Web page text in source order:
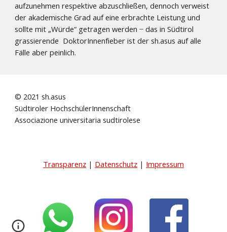
aufzunehmen respektive abzuschließen, dennoch verweist
der akademische Grad auf eine erbrachte Leistung und
sollte mit „Würde“ getragen werden ̶ das in Südtirol
grassierende DoktorInnenfieber ist der sh.asus auf alle
Fälle aber peinlich.
© 2021 sh.asus
Südtiroler HochschülerInnenschaft
Associazione universitaria sudtirolese
Transparenz | Datenschutz | Impressum